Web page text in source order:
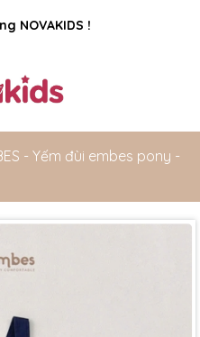
khuyến mãi đang chờ đợi
- Yếm đùi embes pony -